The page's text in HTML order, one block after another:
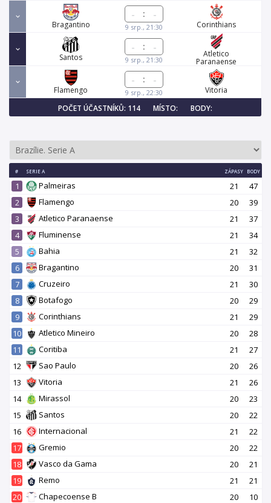
Bragantino
:
9 srp., 21:30 Corinthians
Santos
:
9 srp., 21:30
Atletico
Paranaense
Flamengo
:
9 srp., 22:30
Vitoria
POČET ÚČASTNÍKŮ: 114
MÍSTO: BODY:
# SERIE A ZÁPASY BODY
1 Palmeiras 21
47
2
Flamengo 20
39
3
Atletico Paranaense 21
37
4
Fluminense 21
34
5
Bahia 21
32
6
Bragantino 20
31
7
Cruzeiro 21
30
8
Botafogo 20
29
9
Corinthians 21
29
10
Atletico Mineiro 20
28
11
Coritiba 21
27
12
Sao Paulo 20
26
13
Vitoria 21
26
14
Mirassol 20
23
15
Santos 20
22
16
Internacional 21
22
17
Gremio 20
22
18
Vasco da Gama 20
21
19
Remo 21
21
20
Chapecoense B 20 10